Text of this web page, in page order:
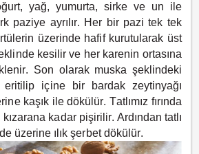
yağ, yumurta, sirke ve un ile
paziye ayrılır. Her bir pazi tek tek
üzerinde hafif kurutularak üst
kesilir ve her karenin ortasına
Son olarak muska şeklindeki
eritilip içine bir bardak zeytinyağı
kaşık ile dökülür. Tatlımız fırında
kadar pişirilir. Ardından tatlı
üzerine ılık şerbet dökülür.